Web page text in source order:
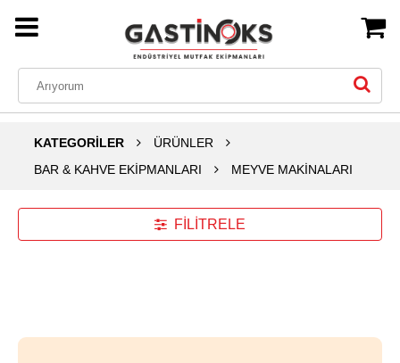
KATEGORİLER
ÜRÜNLER
BAR & KAHVE EKİPMANLARI
MEYVE MAKİNALARI
FİLİTRELE